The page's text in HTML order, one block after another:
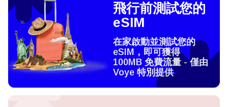
飛行前測試您的
eSIM
在家啟動並測試您的
eSIM，即可獲得
100MB 免費流量 - 僅由
Voye 特別提供